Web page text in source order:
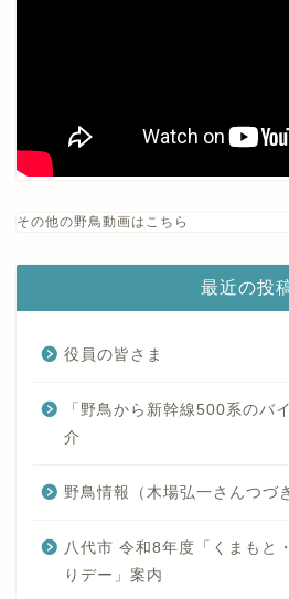
その他の野鳥動画はこちら
最近の投
役員の皆さま
「野鳥から新幹線500系のバ
介
野鳥情報（木場弘一さんつづ
八代市 令和8年度「くまもと
りデー」案内